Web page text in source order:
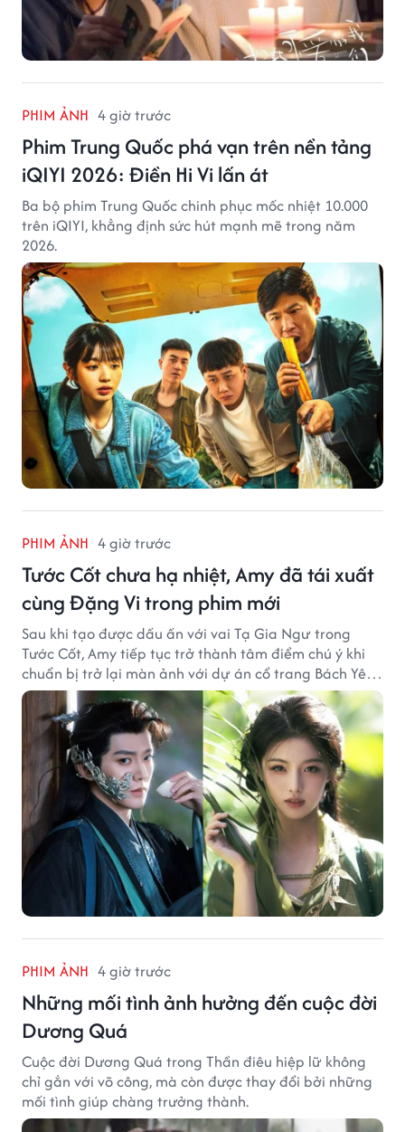
PHIM ẢNH 4 giờ trước
Phim Trung Quốc phá vạn trên nền tảng
iQIYI 2026: Điền Hi Vi lấn át
Ba bộ phim Trung Quốc chinh phục mốc nhiệt 10.000
trên iQIYI, khẳng định sức hút mạnh mẽ trong năm
2026.
PHIM ẢNH 4 giờ trước
Tước Cốt chưa hạ nhiệt, Amy đã tái xuất
cùng Đặng Vi trong phim mới
Sau khi tạo được dấu ấn với vai Tạ Gia Ngư trong
Tước Cốt, Amy tiếp tục trở thành tâm điểm chú ý khi
chuẩn bị trở lại màn ảnh với dự án cổ trang Bách Yêu
Phổ.
PHIM ẢNH 4 giờ trước
Những mối tình ảnh hưởng đến cuộc đời
Dương Quá
Cuộc đời Dương Quá trong Thần điêu hiệp lữ không
chỉ gắn với võ công, mà còn được thay đổi bởi những
mối tình giúp chàng trưởng thành.